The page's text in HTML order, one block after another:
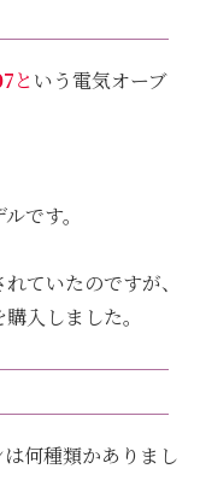
という電気オーブ
です。
ていたのですが、
入しました。
何種類かありまし